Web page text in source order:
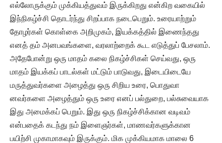
எல்லோருக்கும் முக்கியத்துவம் இருக்கிறது என்கிற வகையில்
இந்நிகழ்ச்சி தொடர்ந்து சிறப்பாக நடைபெறும். உரையாற்றும்
தோழர்கள் கொள்கை அறிமுகம், இயக்கத்தில் இணைந்தது
எனத் தம் அனபவங்களை, வரலாற்றைக் கூட எடுத்துப் பேசலாம்.
அதேபோன்று ஒரு மாதம் கலை நிகழ்ச்சிகள் செய்வது, ஒரு
மாதம் இயக்கப் பாடல்கள் மட்டும் பாடுவது, இடையிடையே
மருத்துவர்களை அழைத்து ஒரு சிறிய உரை, பொதுவா
னவர்களை அழைத்தும் ஒரு உரை எனப் பல்துறை, பல்சுவையாக
இது அமைக்கப் பெறும். இது ஒரு நிகழ்ச்சிக்கான வடிவம்
என்பதைக் கடந்து நம் இளைஞர்கள், மாணவர்களுக்கான
பயிற்சி முகாமாகவும் இருக்கும். மிக முக்கியமாக மாலை 6